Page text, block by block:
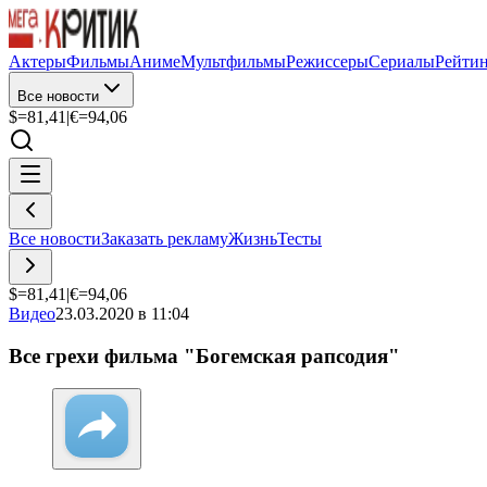
АктерыФильмыАнимеМультфильмыРежиссерыСериалы
Все новости
$=81,41 |€=94,06
Все новостиЗаказать рекламуЖизньТесты
$=81,41 |€=94,06
Видео23.03.2020 в 11:04
Все грехи фильма "Богемская рапсодия"